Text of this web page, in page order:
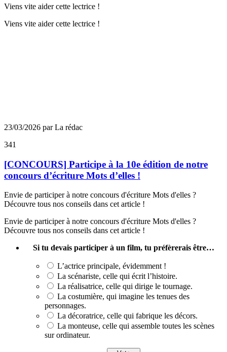
Viens vite aider cette lectrice !
Viens vite aider cette lectrice !
23/03/2026 par La rédac
341
[CONCOURS] Participe à la 10e édition de notre
concours d’écriture Mots d’elles !
Envie de participer à notre concours d'écriture Mots d'elles ?
Découvre tous nos conseils dans cet article !
Envie de participer à notre concours d'écriture Mots d'elles ?
Découvre tous nos conseils dans cet article !
Si tu devais participer à un film, tu préfèrerais être…
L’actrice principale, évidemment !
La scénariste, celle qui écrit l’histoire.
La réalisatrice, celle qui dirige le tournage.
La costumière, qui imagine les tenues des
personnages.
La décoratrice, celle qui fabrique les décors.
La monteuse, celle qui assemble toutes les scènes
sur ordinateur.